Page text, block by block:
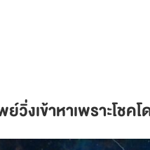
วิ่งเข้าหาเพราะโช